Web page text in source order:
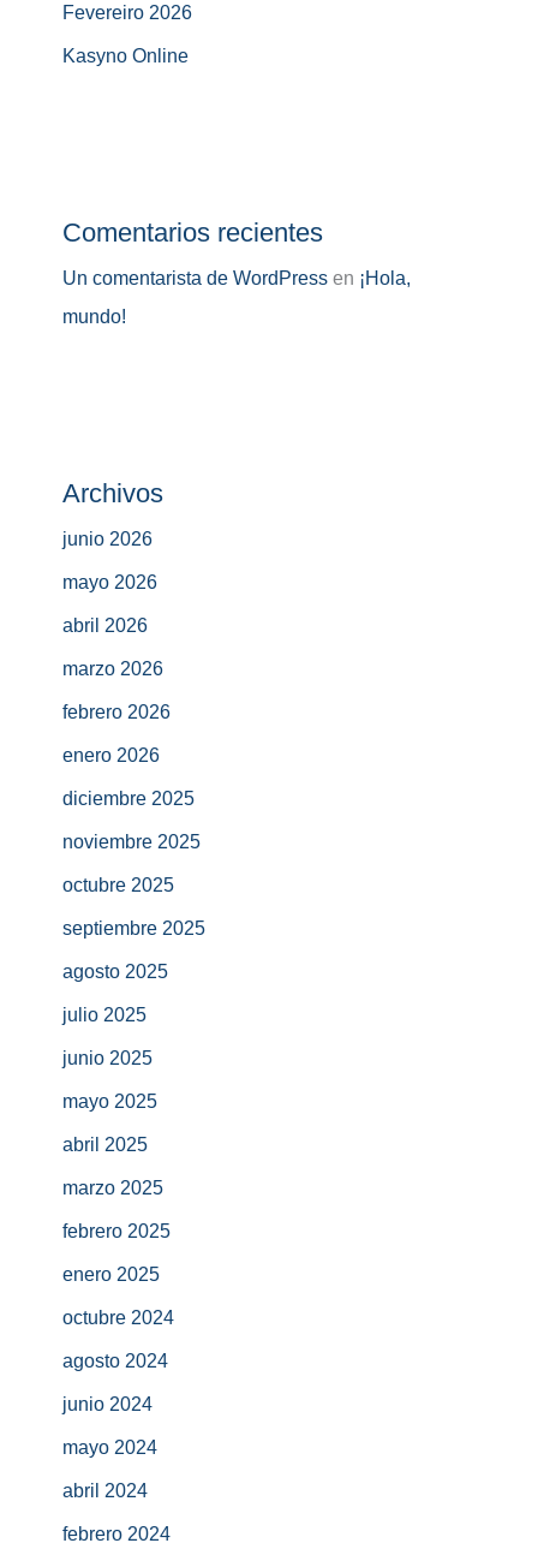
Fevereiro 2026
Kasyno Online
Comentarios recientes
Un comentarista de WordPress en ¡Hola,
mundo!
Archivos
junio 2026
mayo 2026
abril 2026
marzo 2026
febrero 2026
enero 2026
diciembre 2025
noviembre 2025
octubre 2025
septiembre 2025
agosto 2025
julio 2025
junio 2025
mayo 2025
abril 2025
marzo 2025
febrero 2025
enero 2025
octubre 2024
agosto 2024
junio 2024
mayo 2024
abril 2024
febrero 2024